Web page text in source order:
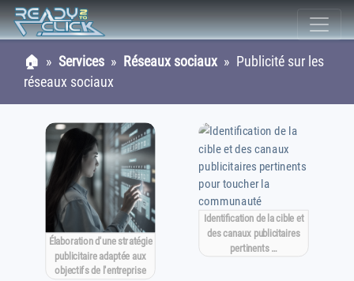
🏠 » Services » Réseaux sociaux » Publicité sur les
réseaux sociaux
Élaboration d'une stratégie
publicitaire adaptée aux
objectifs de l'entreprise
Identification de la cible et
des canaux publicitaires
pertinents …